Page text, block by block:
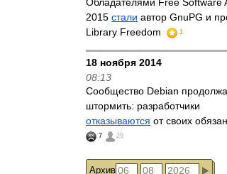
2015стали автор GnuPG и
Library Freedom
1
18 ноября 2014
08:13
Сообщество Debian
штормить: разработчики
отказываются от своих
7 29
Архив